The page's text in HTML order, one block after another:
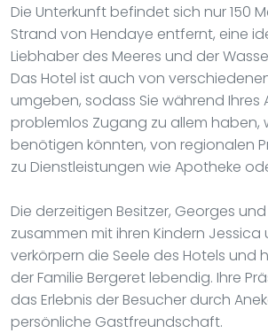
Die Unterkunft befindet sich nur 150
Strand von Hendaye entfernt, eine
Liebhaber des Meeres und der
Das Hotel ist auch von
umgeben, sodass Sie während Ihres
problemlos Zugang zu allem haben,
benötigen könnten, von regionalen
zu Dienstleistungen wie Apotheke
Die derzeitigen Besitzer, Georges
zusammen mit ihren Kindern Jessica
verkörpern die Seele des Hotels und
der Familie Bergeret lebendig. Ihre
das Erlebnis der Besucher durch
persönliche Gastfreundschaft.